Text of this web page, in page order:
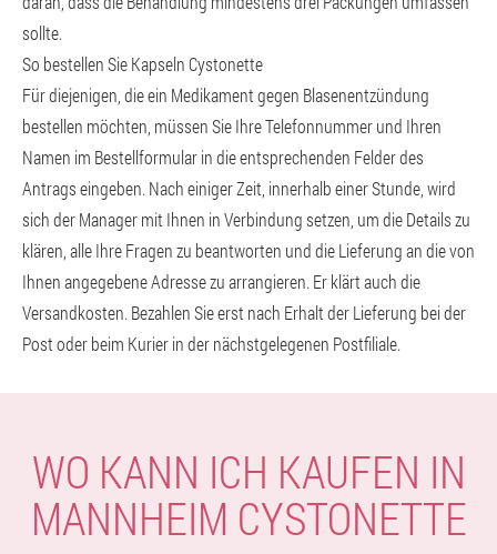
sollte.
So bestellen Sie Kapseln Cystonette
Für diejenigen, die ein Medikament gegen Blasenentzündung
bestellen möchten, müssen Sie Ihre Telefonnummer und Ihren
Namen im Bestellformular in die entsprechenden Felder des
Antrags eingeben. Nach einiger Zeit, innerhalb einer Stunde, wird
sich der Manager mit Ihnen in Verbindung setzen, um die Details zu
klären, alle Ihre Fragen zu beantworten und die Lieferung an die von
Ihnen angegebene Adresse zu arrangieren. Er klärt auch die
Versandkosten. Bezahlen Sie erst nach Erhalt der Lieferung bei der
Post oder beim Kurier in der nächstgelegenen Postfiliale.
WO KANN ICH KAUFEN IN
MANNHEIM CYSTONETTE